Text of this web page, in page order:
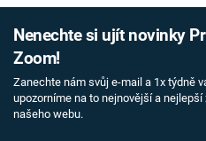
Nenechte si ujít novinky
Zoom!
Zanechte nám svůj e-mail a 1x týdně
upozorníme na to nejnovější a nejlepší
našeho webu.